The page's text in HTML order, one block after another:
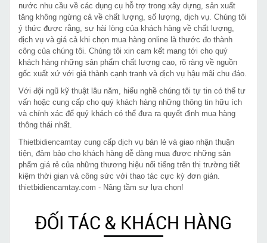
nước nhu cầu về các dụng cụ hỗ trợ trong xây dựng, sản xuất
tăng không ngừng cả về chất lượng, số lượng, dịch vụ. Chúng tôi
ý thức được rằng, sự hài lòng của khách hàng về chất lượng,
dịch vụ và giá cả khi chọn mua hàng online là thước đo thành
công của chúng tôi. Chúng tôi xin cam kết mang tới cho quý
khách hàng những sản phẩm chất lượng cao, rõ ràng về nguồn
gốc xuất xứ với giá thành cạnh tranh và dịch vụ hậu mãi chu đáo.
Với đội ngũ kỹ thuật lâu năm, hiểu nghề chúng tôi tự tin có thể tư
vấn hoặc cung cấp cho quý khách hàng những thông tin hữu ích
và chính xác để quý khách có thể đưa ra quyết định mua hàng
thông thái nhất.
Thietbidiencamtay cung cấp dịch vụ bán lẻ và giao nhận thuận
tiện, đảm bảo cho khách hàng dễ dàng mua được những sản
phẩm giá rẻ của những thương hiệu nổi tiếng trên thị trường tiết
kiệm thời gian và công sức với thao tác cực kỳ đơn giản.
thietbidiencamtay.com - Nâng tầm sự lựa chọn!
ĐỐI TÁC & KHÁCH HÀNG